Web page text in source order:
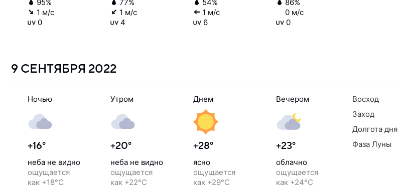
95%
1 м/с
0
77%
1 м/с
4
54%
1 м/с
6
86%
0 м/с
0
9 СЕНТЯБРЯ 2022
Ночью
+16°
неба не видно
ощущается
как +18°C
Утром
+20°
неба не видно
ощущается
как +22°C
Днем
+28°
ясно
ощущается
как +29°C
Вечером
+23°
облачно
ощущается
как +24°C
Восход
Заход
Долгота дня
Фаза Луны